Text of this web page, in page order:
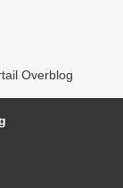
Overblog